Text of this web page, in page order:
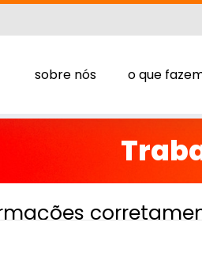
sobre nós o que